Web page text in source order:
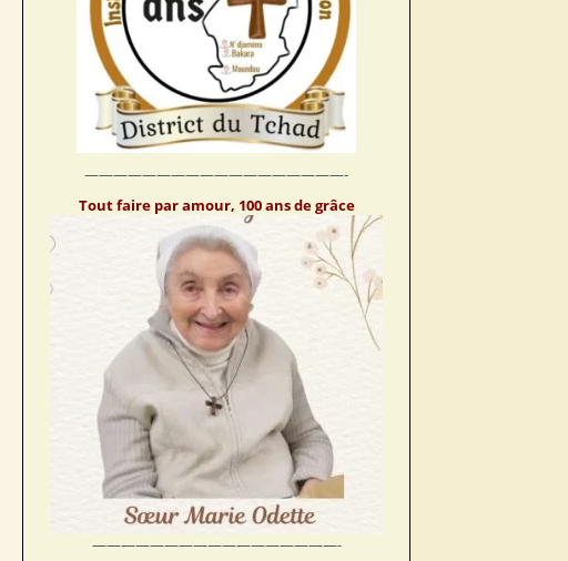
——————————————————-
Tout faire par amour, 100 ans de grâce
—————————————————-